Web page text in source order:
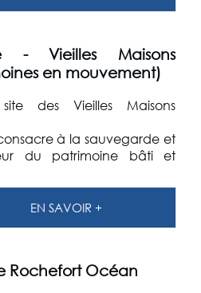
- Vieilles Maisons
en mouvement)
des Vieilles Maisons
à la sauvegarde et
du patrimoine bâti et
EN SAVOIR +
Rochefort Océan